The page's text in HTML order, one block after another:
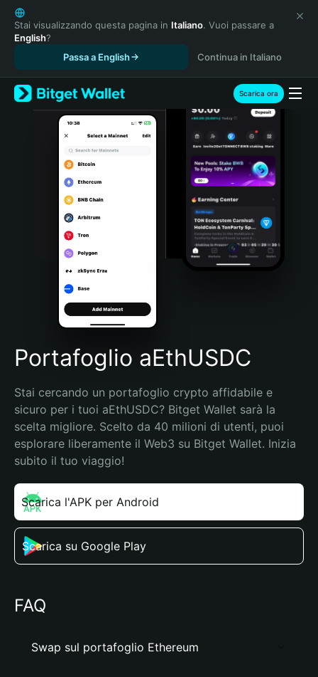
English
日本語
Tiếng Việt
Español (Latinoamérica)
Türkçe
Italiano
Português (Portugal)
Bahasa Indonesia
Português (Brasil)
Español (Argentina)
Stai visualizzando questa pagina in Italiano. Vuoi passare a
English?
Passa a English
Continua in Italiano
Scarica ora
Portafoglio aEthUSDC
Stai cercando un portafoglio crypto affidabile e
sicuro per i tuoi aEthUSDC? Bitget Wallet sarà la
scelta migliore. Scelto da 40 milioni di utenti, puoi
esplorare liberamente il Web3 su Bitget Wallet. Inizia
subito il tuo viaggio!
Scarica l'APK per Android
Scarica su Google Play
FAQ
Swap sul portafoglio Ethereum